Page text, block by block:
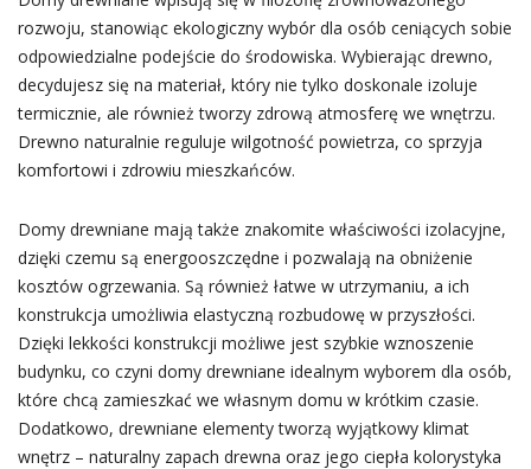
rozwoju, stanowiąc ekologiczny wybór dla osób ceniących sobie
odpowiedzialne podejście do środowiska. Wybierając drewno,
decydujesz się na materiał, który nie tylko doskonale izoluje
termicznie, ale również tworzy zdrową atmosferę we wnętrzu.
Drewno naturalnie reguluje wilgotność powietrza, co sprzyja
komfortowi i zdrowiu mieszkańców.
Domy drewniane mają także znakomite właściwości izolacyjne,
dzięki czemu są energooszczędne i pozwalają na obniżenie
kosztów ogrzewania. Są również łatwe w utrzymaniu, a ich
konstrukcja umożliwia elastyczną rozbudowę w przyszłości.
Dzięki lekkości konstrukcji możliwe jest szybkie wznoszenie
budynku, co czyni domy drewniane idealnym wyborem dla osób,
które chcą zamieszkać we własnym domu w krótkim czasie.
Dodatkowo, drewniane elementy tworzą wyjątkowy klimat
wnętrz – naturalny zapach drewna oraz jego ciepła kolorystyka